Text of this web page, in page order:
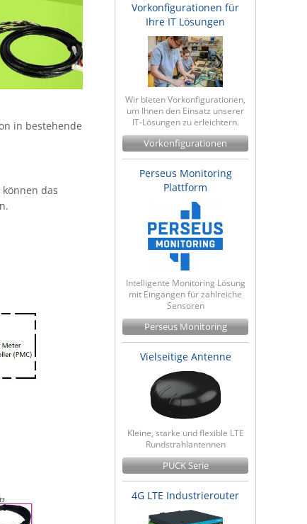
in bestehende
das
Vorkonfigurationen für
Ihre IT Lösungen
Wir bieten Vorkonfigurationen,
um Ihnen den Einsatz unserer
IT-Lösungen zu erleichtern.
Vorkonfigurationen
Perseus Monitoring
Plattform
Intelligente Monitoring Lösung
mit Eingängen für zahlreiche
Sensoren
Perseus Monitoring
Vielseitige Antenne
Kleine, starke und flexible LTE
Rundstrahlantennen
PUCK Serie
4G LTE Industrierouter